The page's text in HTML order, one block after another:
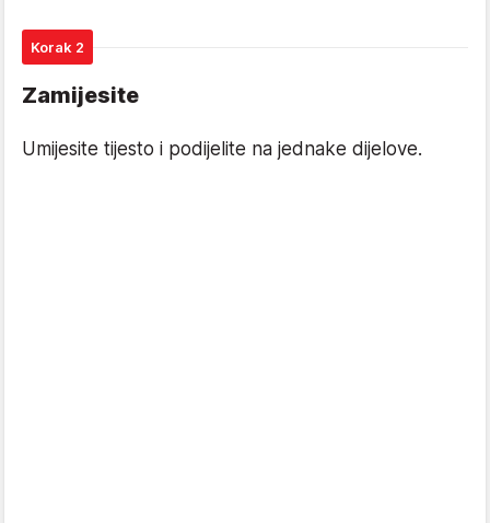
Korak 2
Zamijesite
Umijesite tijesto i podijelite na jednake dijelove.